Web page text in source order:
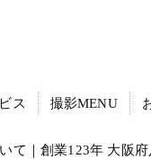
ス 撮影MENU
て｜創業123年 大阪